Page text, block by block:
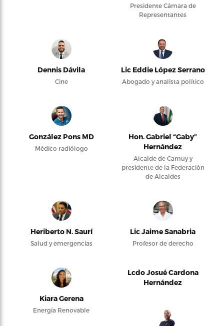
Presidente Cámara de
Representantes
Dennis Dávila
Cine
Lic Eddie López Serrano
Abogado y analista político
González Pons MD
Médico radiólogo
Hon. Gabriel “Gaby”
Hernández
Alcalde de Camuy y
presidente de la Federación
de Alcaldes
Heriberto N. Saurí
Salud y emergencias
Lic Jaime Sanabria
Profesor de derecho
Kiara Gerena
Energía Renovable
Lcdo Josué Cardona
Hernández